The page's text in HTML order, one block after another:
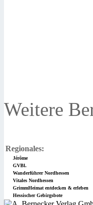
Weitere
Regionales:
Jérôme
GVBl.
Wanderführer Nordhessen
Vitales Nordhessen
GrimmHeimat entdecken & erleben
Hessischer Gebirgsbote